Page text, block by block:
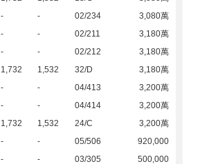
- - 02/234
3,080萬
- - 02/211
3,180萬
- - 02/212
3,180萬
1,732 1,532 32/D
3,180萬
- - 04/413
3,200萬
- - 04/414
3,200萬
1,732 1,532 24/C
3,200萬
- - 05/506
920,000
- - 03/305 500,000